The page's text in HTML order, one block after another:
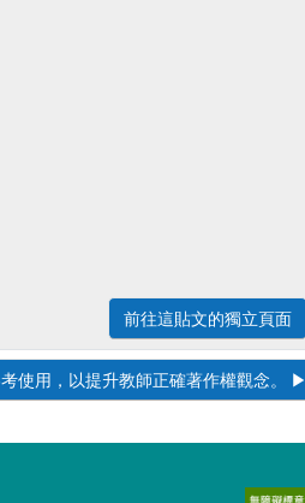
前往這貼文的獨立頁面
使用，以提升教師正確著作權觀念。 ▶︎